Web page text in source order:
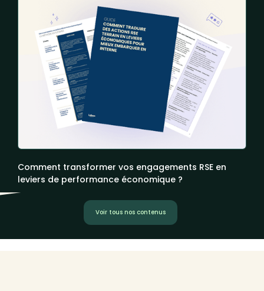
Comment transformer vos engagements RSE en
leviers de performance économique ?
Voir tous nos contenus